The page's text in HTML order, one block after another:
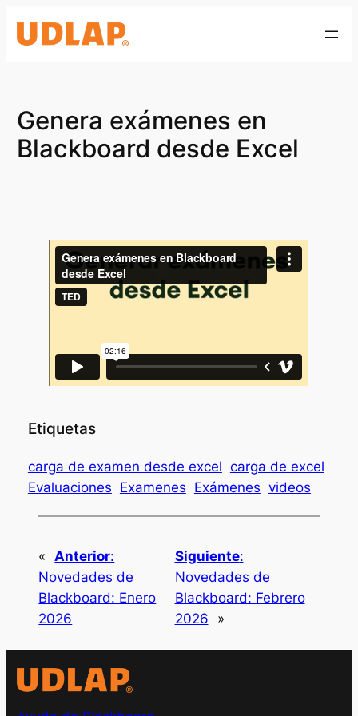
Genera exámenes en
Blackboard desde Excel
Etiquetas
carga de examen desde excel carga de excel
Evaluaciones Examenes Exámenes videos
« Anterior:
Novedades de
Blackboard: Enero
2026
Siguiente:
Novedades de
Blackboard: Febrero
2026
»